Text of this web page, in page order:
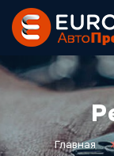
Главная